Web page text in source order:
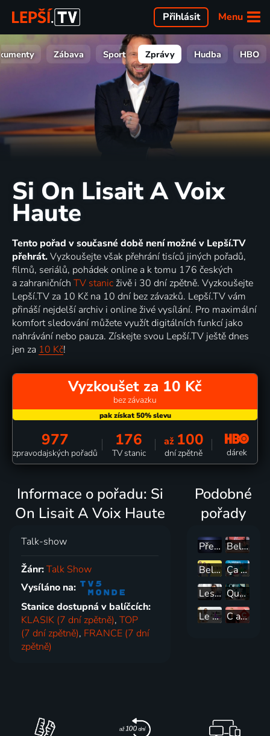
Menu
Přihlásit
Zábava Sport Zprávy Hudba HBO
Si On Lisait A Voix
Haute
Tento pořad v současné době není možné v Lepší.TV
přehrát.Vyzkoušejte však přehrání tisíců jiných pořadů,
filmů, seriálů, pohádek online a k tomu 176 českých
a zahraničních TV stanic živě i 30 dní zpětně. Vyzkoušejte
Lepší.TV za 10 Kč na 10 dní bez závazků. Lepší.TV vám
přináší nejdelší archiv i online živé vysílání. Pro maximální
komfort sledování můžete využít digitálních funkcí jako
nahrávání nebo pauza. Získejte svou Lepší.TV ještě dnes
jen za 10 Kč!
Vyzkoušet za 10 Kč
bez závazku
977
zpravodajských pořadů
176
TV stanic
až 100
dní zpětně dárek
Informace o pořadu: Si
On Lisait A Voix Haute
Talk-show
Žánr:Talk Show
Vysíláno na:
Stanice dostupná v balíčcích:
KLASIK (7 dní zpětně),TOP
(7 dní zpětně), FRANCE (7 dní
zpětně)
Podobné
pořady
Před půlnocí
Bel & bien
Bel & Bien ensemble
Ça commence aujourd'hui
Les rencontres du Papotin
Quelle époque !
Le doc du Mag santé
C a vous